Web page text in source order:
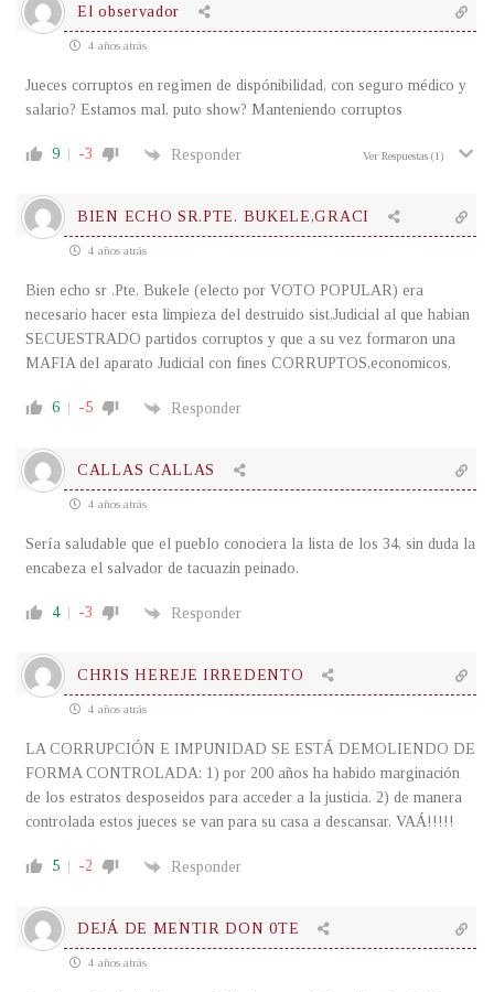
El observador
4 años atrás
Jueces corruptos en regìmen de dispónibilidad, con seguro médico y
salario? Estamos mal, puto show? Manteniendo corruptos
9 -3 Responder Ver Respuestas (1)
BIEN ECHO SR.PTE. BUKELE,GRACI
4 años atrás
Bien echo sr .Pte. Bukele (electo por VOTO POPULAR) era
necesario hacer esta limpieza del destruido sist,Judicial al que habian
SECUESTRADO partidos corruptos y que a su vez formaron una
MAFIA del aparato Judicial con fines CORRUPTOS,economicos,
6 -5 Responder
CALLAS CALLAS
4 años atrás
Sería saludable que el pueblo conociera la lista de los 34, sin duda la
encabeza el salvador de tacuazin peinado.
4 -3 Responder
CHRIS HEREJE IRREDENTO
4 años atrás
LA CORRUPCIÓN E IMPUNIDAD SE ESTÁ DEMOLIENDO DE
FORMA CONTROLADA: 1) por 200 años ha habido marginación
de los estratos desposeidos para acceder a la justicia. 2) de manera
controlada estos jueces se van para su casa a descansar. VAÁ!!!!!
5 -2 Responder
DEJÁ DE MENTIR DON 0TE
4 años atrás